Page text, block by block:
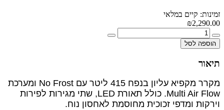
זמינות: קיים במלאי
₪2,290.00
הוספה לסל
תיאור
מקרר מקפיא עליון בנפח 415 ליטר עם No Frost ומערכת
Multi Air Flow. כולל תאורת LED, שתי מגירות לפירות
וירקות ומדפי זכוכית מחוסמת לאחסון נוח.